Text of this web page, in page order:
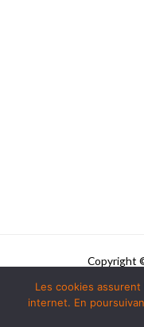
Copyright
Les cookies
internet. En